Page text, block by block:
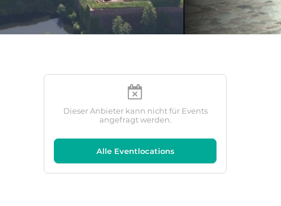
Dieser Anbieter kann nicht für Events
angefragt werden.
Alle Eventlocations